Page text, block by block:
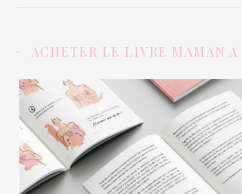
ACHETER LE LIVRE MAMAN A